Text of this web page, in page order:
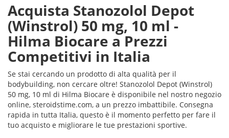
Acquista Stanozolol Depot
(Winstrol) 50 mg, 10 ml -
Hilma Biocare a Prezzi
Competitivi in Italia
Se stai cercando un prodotto di alta qualità per il
bodybuilding, non cercare oltre! Stanozolol Depot (Winstrol)
50 mg, 10 ml di Hilma Biocare è disponibile nel nostro negozio
online, steroidstime.com, a un prezzo imbattibile. Consegna
rapida in tutta Italia, questo è il momento perfetto per fare il
tuo acquisto e migliorare le tue prestazioni sportive.